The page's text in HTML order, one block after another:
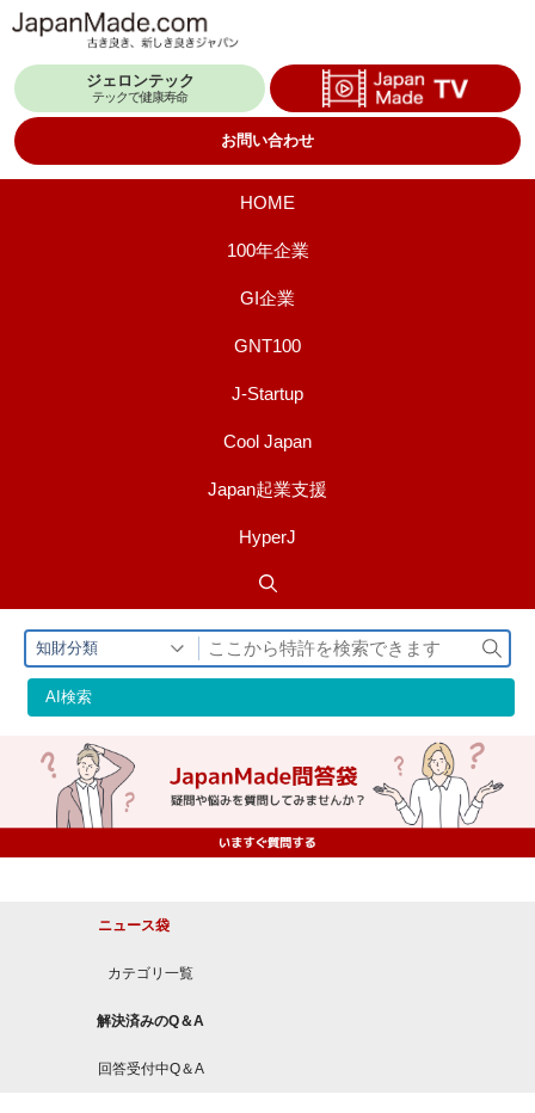
テ
ジェロンテック
テックで健康寿命
お問い合わせ
HOME
100年企業
GI企業
GNT100
J-Startup
Cool Japan
Japan起業支援
HyperJ
知財分類
検
索
AI検索
ニュース袋
カテゴリ一覧
解決済みのQ＆A
回答受付中Q＆A